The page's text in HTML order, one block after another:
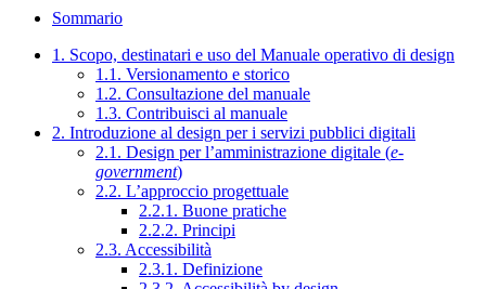
Sommario
1. Scopo, destinatari e uso del Manuale operativo di design
1.1. Versionamento e storico
1.2. Consultazione del manuale
1.3. Contribuisci al manuale
2. Introduzione al design per i servizi pubblici digitali
2.1. Design per l’amministrazione digitale (e-
government)
2.2. L’approccio progettuale
2.2.1. Buone pratiche
2.2.2. Principi
2.3. Accessibilità
2.3.1. Definizione